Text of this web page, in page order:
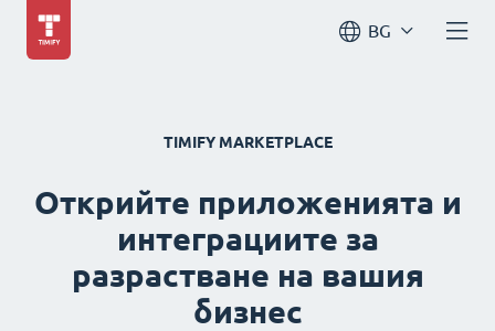
BG
TIMIFY MARKETPLACE
Открийте приложенията и
интеграциите за
разрастване на вашия
бизнес